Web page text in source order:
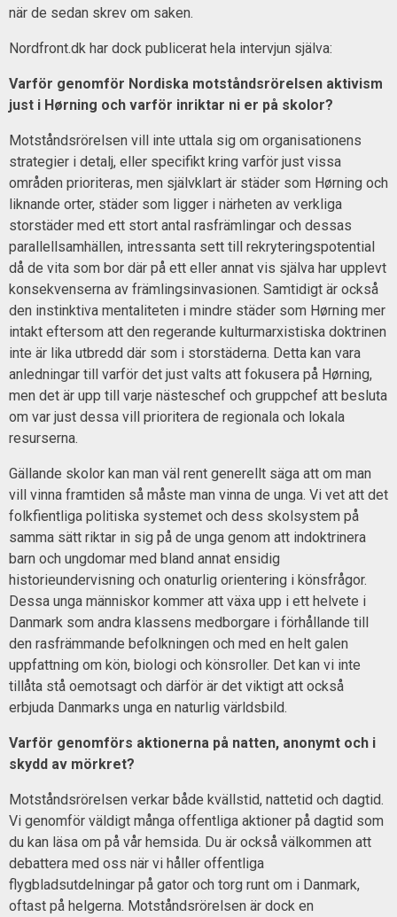
när de sedan skrev om saken.
Nordfront.dk har dock publicerat hela intervjun själva:
Varför genomför Nordiska motståndsrörelsen aktivism
just i Hørning och varför inriktar ni er på skolor?
Motståndsrörelsen vill inte uttala sig om organisationens
strategier i detalj, eller specifikt kring varför just vissa
områden prioriteras, men självklart är städer som Hørning och
liknande orter, städer som ligger i närheten av verkliga
storstäder med ett stort antal rasfrämlingar och dessas
parallellsamhällen, intressanta sett till rekryteringspotential
då de vita som bor där på ett eller annat vis själva har upplevt
konsekvenserna av främlingsinvasionen. Samtidigt är också
den instinktiva mentaliteten i mindre städer som Hørning mer
intakt eftersom att den regerande kulturmarxistiska doktrinen
inte är lika utbredd där som i storstäderna. Detta kan vara
anledningar till varför det just valts att fokusera på Hørning,
men det är upp till varje nästeschef och gruppchef att besluta
om var just dessa vill prioritera de regionala och lokala
resurserna.
Gällande skolor kan man väl rent generellt säga att om man
vill vinna framtiden så måste man vinna de unga. Vi vet att det
folkfientliga politiska systemet och dess skolsystem på
samma sätt riktar in sig på de unga genom att indoktrinera
barn och ungdomar med bland annat ensidig
historieundervisning och onaturlig orientering i könsfrågor.
Dessa unga människor kommer att växa upp i ett helvete i
Danmark som andra klassens medborgare i förhållande till
den rasfrämmande befolkningen och med en helt galen
uppfattning om kön, biologi och könsroller. Det kan vi inte
tillåta stå oemotsagt och därför är det viktigt att också
erbjuda Danmarks unga en naturlig världsbild.
Varför genomförs aktionerna på natten, anonymt och i
skydd av mörkret?
Motståndsrörelsen verkar både kvällstid, nattetid och dagtid.
Vi genomför väldigt många offentliga aktioner på dagtid som
du kan läsa om på vår hemsida. Du är också välkommen att
debattera med oss när vi håller offentliga
flygbladsutdelningar på gator och torg runt om i Danmark,
oftast på helgerna. Motståndsrörelsen är dock en